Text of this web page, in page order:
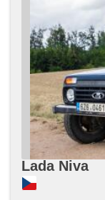
Lada Niva